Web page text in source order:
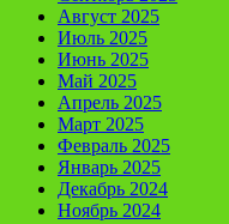
Август 2025
Июль 2025
Июнь 2025
Май 2025
Апрель 2025
Март 2025
Февраль 2025
Январь 2025
Декабрь 2024
Ноябрь 2024